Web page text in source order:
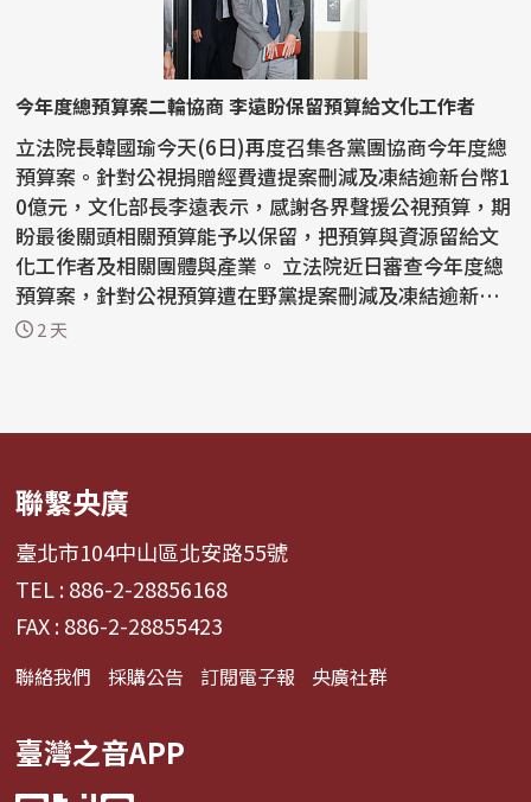
今年度總預算案二輪協商 李遠盼保留預算給文化工作者
立法院長韓國瑜今天(6日)再度召集各黨團協商今年度總
預算案。針對公視捐贈經費遭提案刪減及凍結逾新台幣1
0億元，文化部長李遠表示，感謝各界聲援公視預算，期
盼最後關頭相關預算能予以保留，把預算與資源留給文
化工作者及相關團體與產業。 立法院近日審查今年度總
預算案，針對公視預算遭在野黨提案刪減及凍結逾新台
幣...2 天
聯繫央廣
臺北市104中山區北安路55號
TEL : 886-2-28856168
FAX : 886-2-28855423
聯絡我們 採購公告 訂閱電子報 央廣社群
臺灣之音APP